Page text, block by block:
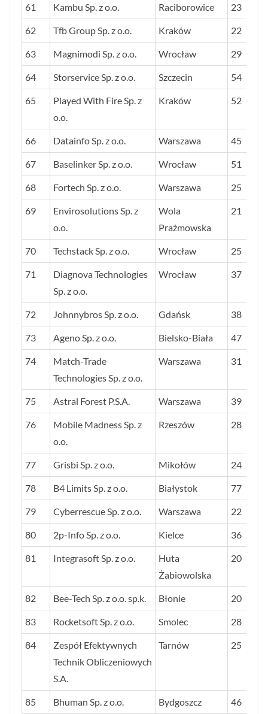
61 Kambu Sp. z o.o. Raciborowice 23
62 Tfb Group Sp. z o.o. Kraków 22
63 Magnimodi Sp. z o.o. Wrocław 29
64 Storservice Sp. z o.o. Szczecin 54
65
Played With Fire Sp. z
o.o.
Kraków 52
66 Datainfo Sp. z o.o. Warszawa 45
67 Baselinker Sp. z o.o. Wrocław 51
68 Fortech Sp. z o.o. Warszawa 25
69
Envirosolutions Sp. z
o.o.
Wola
Prażmowska
21
70 Techstack Sp. z o.o. Wrocław 25
71
Diagnova Technologies
Sp. z o.o.
Wrocław 37
72 Johnnybros Sp. z o.o. Gdańsk 38
73 Ageno Sp. z o.o. Bielsko-Biała 47
74
Match-Trade
Technologies Sp. z o.o.
Warszawa 31
75 Astral Forest P.S.A. Warszawa 39
76
Mobile Madness Sp. z
o.o.
Rzeszów 28
77 Grisbi Sp. z o.o. Mikołów 24
78 B4 Limits Sp. z o.o. Białystok 77
79 Cyberrescue Sp. z o.o. Warszawa 22
80 2p-Info Sp. z o.o. Kielce 36
81 Integrasoft Sp. z o.o.
Huta
Żabiowolska
20
82 Bee-Tech Sp. z o.o. sp.k. Błonie 20
83 Rocketsoft Sp. z o.o. Smolec 28
84
Zespół Efektywnych
Technik Obliczeniowych
S.A.
Tarnów 25
85 Bhuman Sp. z o.o. Bydgoszcz 46